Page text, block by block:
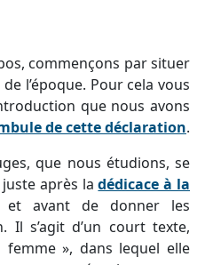
commençons par situer
l’époque. Pour cela vous
que nous avons
de cette déclaration.
que nous étudions, se
juste après ladédicace à la
et avant de donner les
Il s’agit d’un court texte,
», dans lequel elle